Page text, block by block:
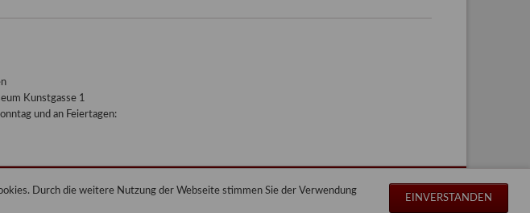
Durch die weitere Nutzung der Webseite stimmen Sie der Verwendung
EINVERSTANDEN
Kunstgasse 1
und an Feiertagen:
Navigation
Impressum Datenschutz Sitemap